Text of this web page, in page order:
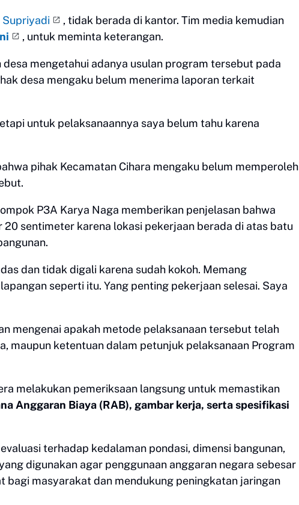
Supriyadi
, tidak berada di kantor. Tim media kemudian
, untuk meminta keterangan.
mengetahui adanya usulan program tersebut pada
desa mengaku belum menerima laporan terkait
untuk pelaksanaannya saya belum tahu karena
pihak Kecamatan Cihara mengaku belum memperoleh
P3A Karya Naga memberikan penjelasan bahwa
sentimeter karena lokasi pekerjaan berada di atas batu
dan tidak digali karena sudah kokoh. Memang
seperti itu. Yang penting pekerjaan selesai. Saya
mengenai apakah metode pelaksanaan tersebut telah
maupun ketentuan dalam petunjuk pelaksanaan Program
melakukan pemeriksaan langsung untuk memastikan
Anggaran Biaya (RAB), gambar kerja, serta spesifikasi
terhadap kedalaman pondasi, dimensi bangunan,
digunakan agar penggunaan anggaran negara sebesar
bagi masyarakat dan mendukung peningkatan jaringan